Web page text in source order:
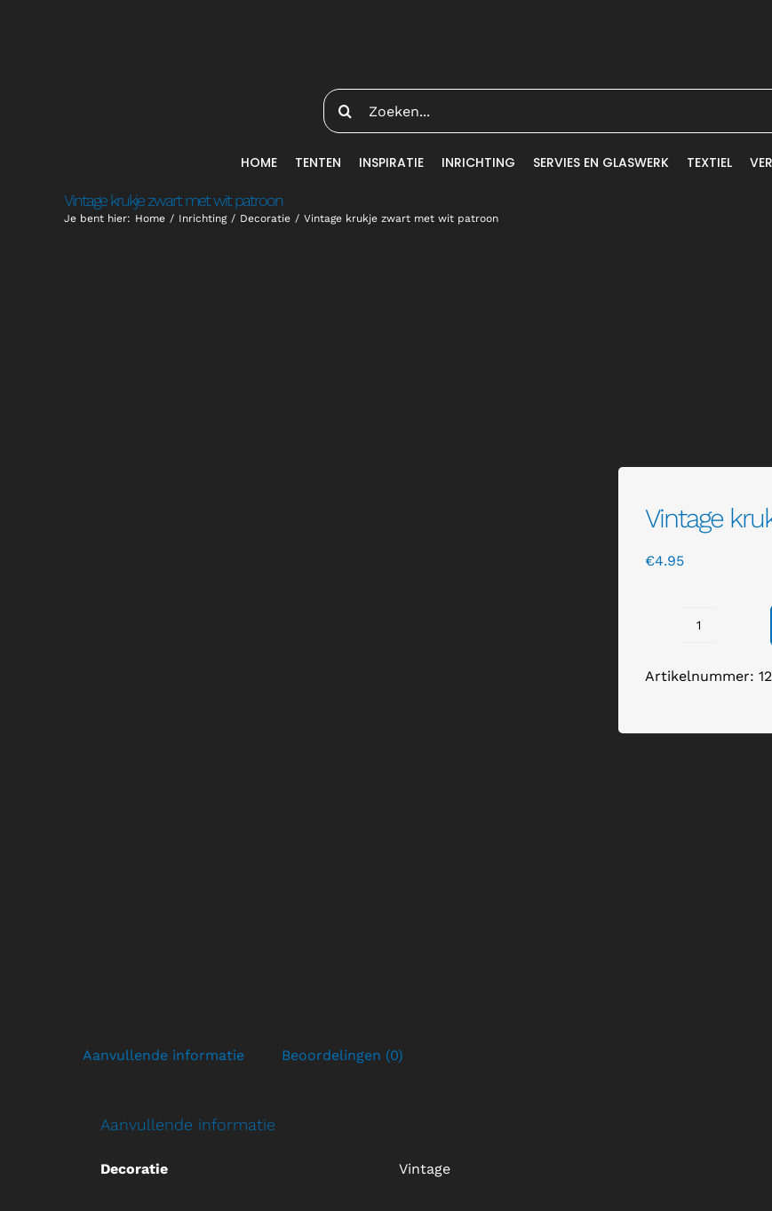
Zoeken
naar:
HOME TENTEN INSPIRATIE INRICHTING SERVIES EN GLASWERK TEXTIEL
Vintage krukje zwart met wit patroon
Je bent hier: Home Inrichting Decoratie Vintage krukje zwart met wit patroon
Vintage
€4.95
zwart
wit
Artikelnummer:
Aanvullende informatie Beoordelingen (0)
Aanvullende informatie
Decoratie Vintage